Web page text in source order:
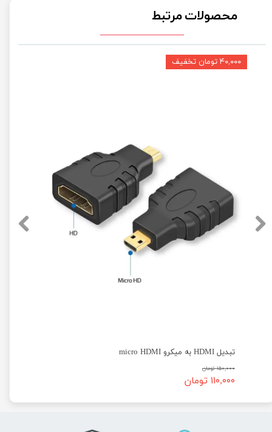
محصولات مرتبط
تبدیل HDMI به میکرو micro HDMI
۱۵۰,۰۰۰ تومان
۱۱۰,۰۰۰ تومان
۴۰,۰۰۰ تومان تخفیف